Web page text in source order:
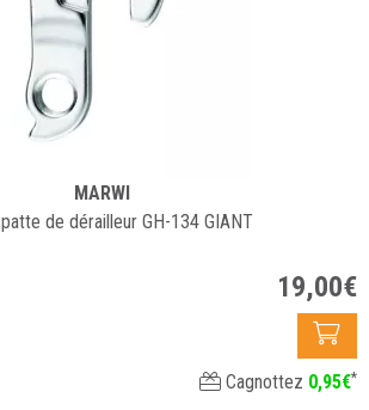
MARWI
de dérailleur GH-134 GIANT
19,00€
Cagnottez 0,95€*